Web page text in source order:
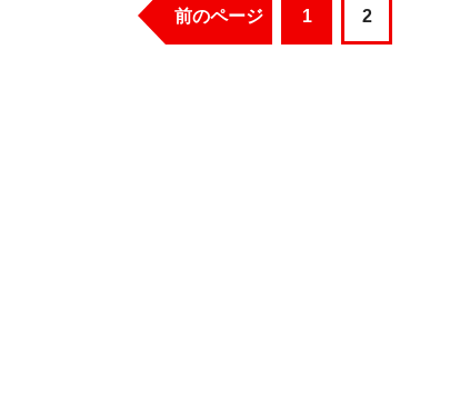
前のページ 1 2